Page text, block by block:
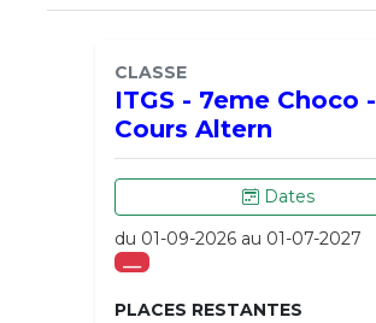
CLASSE
ITGS - 7eme Choco -
Cours Altern
Dates
du 01-09-2026 au 01-07-2027
___
PLACES RESTANTES